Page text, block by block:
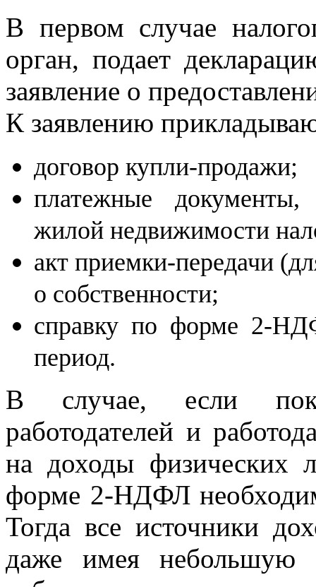
В первом случае
орган, подает
заявление о
К заявлению
договор купли-продажи;
платежные
жилой недвижимости
акт приемки-передачи
о собственности;
справку по форме 2-
период.
В случае, если
работодателей и
на доходы физических
форме 2-НДФЛ
Тогда все источники
даже имея небольшую